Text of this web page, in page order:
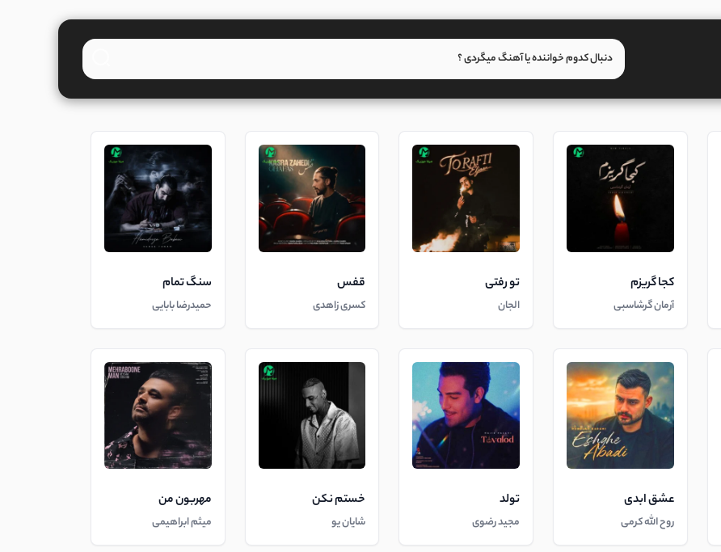
کجا گریزم
آرمان گرشاسبی
تو رفتی
الجان
قفس
کسری زاهدی
سنگ تمام
حمیدرضا بابایی
عشق ابدی
روح الله کرمی
تولد
مجید رضوی
خستم نکن
شایان یو
مهربون من
میثم ابراهیمی